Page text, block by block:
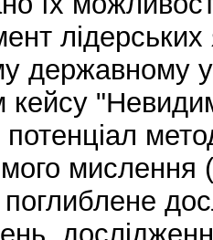
лідерських
державному
кейсу